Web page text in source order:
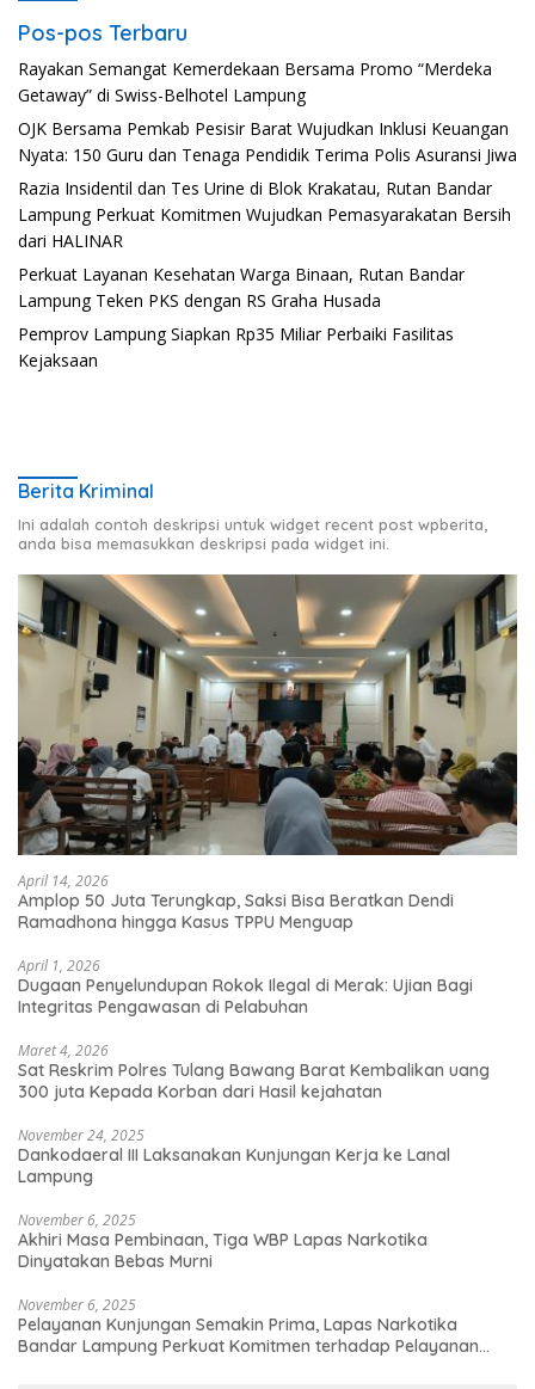
Pos-pos Terbaru
Rayakan Semangat Kemerdekaan Bersama Promo “Merdeka
Getaway” di Swiss-Belhotel Lampung
OJK Bersama Pemkab Pesisir Barat Wujudkan Inklusi Keuangan
Nyata: 150 Guru dan Tenaga Pendidik Terima Polis Asuransi Jiwa
Razia Insidentil dan Tes Urine di Blok Krakatau, Rutan Bandar
Lampung Perkuat Komitmen Wujudkan Pemasyarakatan Bersih
dari HALINAR
Perkuat Layanan Kesehatan Warga Binaan, Rutan Bandar
Lampung Teken PKS dengan RS Graha Husada
Pemprov Lampung Siapkan Rp35 Miliar Perbaiki Fasilitas
Kejaksaan
Berita Kriminal
Ini adalah contoh deskripsi untuk widget recent post wpberita,
anda bisa memasukkan deskripsi pada widget ini.
April 14, 2026
Amplop 50 Juta Terungkap, Saksi Bisa Beratkan Dendi
Ramadhona hingga Kasus TPPU Menguap
April 1, 2026
Dugaan Penyelundupan Rokok Ilegal di Merak: Ujian Bagi
Integritas Pengawasan di Pelabuhan
Maret 4, 2026
Sat Reskrim Polres Tulang Bawang Barat Kembalikan uang
300 juta Kepada Korban dari Hasil kejahatan
November 24, 2025
Dankodaeral III Laksanakan Kunjungan Kerja ke Lanal
Lampung
November 6, 2025
Akhiri Masa Pembinaan, Tiga WBP Lapas Narkotika
Dinyatakan Bebas Murni
November 6, 2025
Pelayanan Kunjungan Semakin Prima, Lapas Narkotika
Bandar Lampung Perkuat Komitmen terhadap Pelayanan